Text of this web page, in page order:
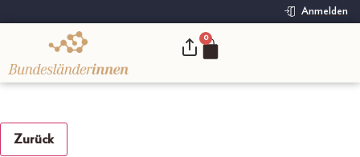
Anmelden
0
Zurück